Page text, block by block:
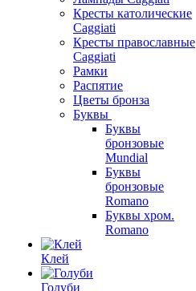
Кресты католические
Caggiati
Кресты православные
Caggiati
Рамки
Распятие
Цветы бронза
Буквы
Буквы
бронзовые
Mundial
Буквы
бронзовые
Romano
Буквы хром.
Romano
Клей
Голуби